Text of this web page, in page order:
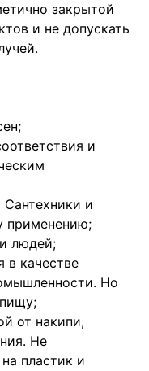
закрытой
и не допускать
и
и
применению;
людей;
в качестве
Но
от накипи,
Не
пластик и